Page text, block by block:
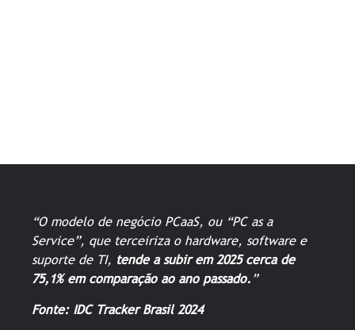
“O modelo de negócio PCaaS, ou “PC as a
Service”, que terceiriza o hardware, software e
suporte de TI, tende a subir em 2025 cerca de
75,1% em comparação ao ano passado.”
Fonte: IDC Tracker Brasil 2024